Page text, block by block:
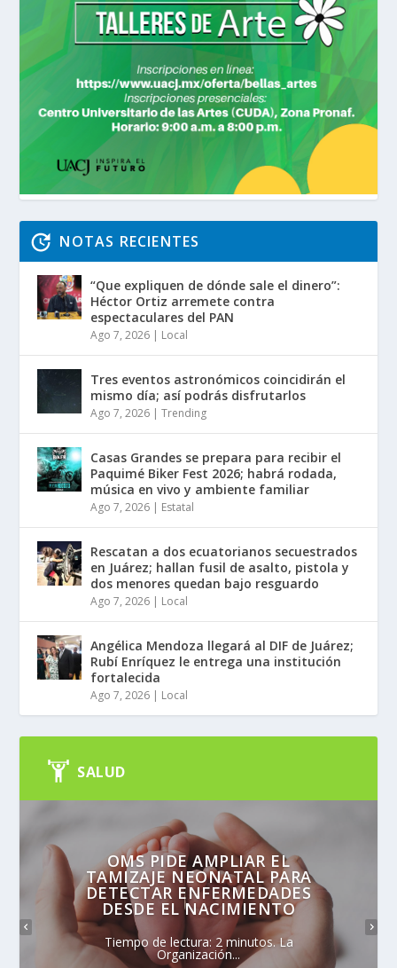
NOTAS RECIENTES
“Que expliquen de dónde sale el dinero”:
Héctor Ortiz arremete contra
espectaculares del PAN
Ago 7, 2026 | Local
Tres eventos astronómicos coincidirán el
mismo día; así podrás disfrutarlos
Ago 7, 2026 |Trending
Casas Grandes se prepara para recibir el
Paquimé Biker Fest 2026; habrá rodada,
música en vivo y ambiente familiar
Ago 7, 2026 | Estatal
Rescatan a dos ecuatorianos secuestrados
en Juárez; hallan fusil de asalto, pistola y
dos menores quedan bajo resguardo
Ago 7, 2026 | Local
Angélica Mendoza llegará al DIF de Juárez;
Rubí Enríquez le entrega una institución
fortalecida
Ago 7, 2026 | Local
SALUD
OMS PIDE AMPLIAR EL
TAMIZAJE NEONATAL PARA
DETECTAR ENFERMEDADES
DESDE EL NACIMIENTO
Tiempo de lectura: 2 minutos. La
Organización...